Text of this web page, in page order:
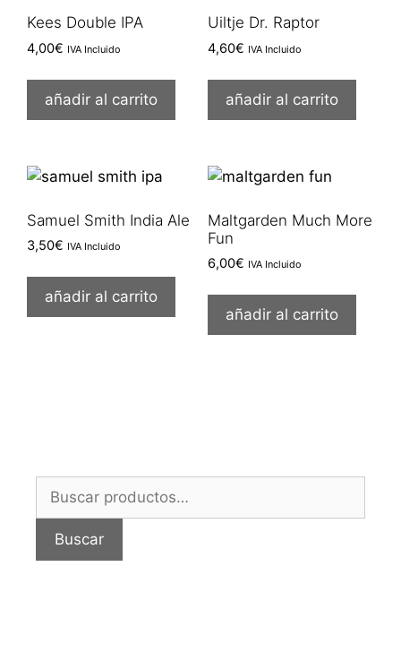
Kees Double IPA
4,00€ IVA Incluido
añadir al carrito
Uiltje Dr. Raptor
4,60€ IVA Incluido
añadir al carrito
Samuel Smith India Ale
3,50€ IVA Incluido
añadir al carrito
Maltgarden Much More
Fun
6,00€ IVA Incluido
añadir al carrito
Buscar
Buscar